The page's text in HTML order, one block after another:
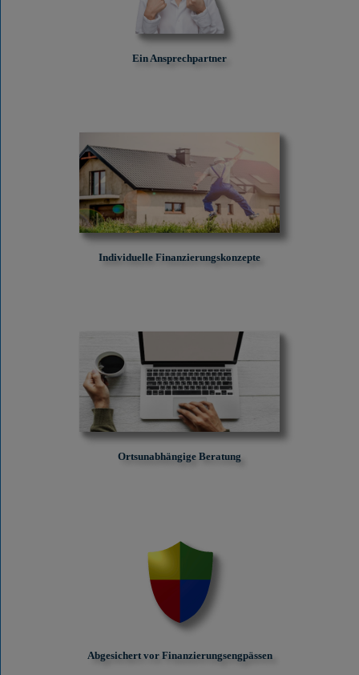
Ein Ansprechpartner
Individuelle Finanzierungskonzepte
Ortsunabhängige Beratung
Abgesichert vor Finanzierungs­engpässen